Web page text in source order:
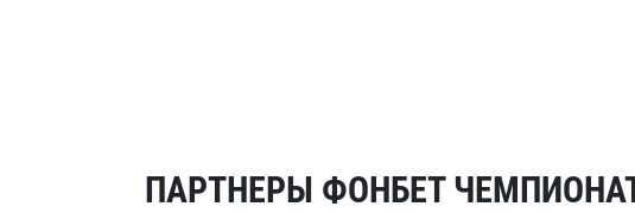
ПАРТНЕРЫ ФОНБЕТ